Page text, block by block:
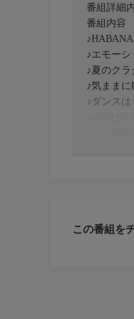
番組詳細
番組内容
♪エモーシ
♪夏のク
♪気ままに
♪ダンス
この番組を